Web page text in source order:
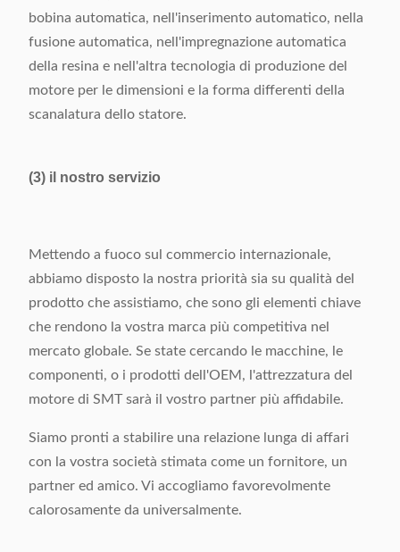
bobina automatica, nell'inserimento automatico, nella
fusione automatica, nell'impregnazione automatica
della resina e nell'altra tecnologia di produzione del
motore per le dimensioni e la forma differenti della
scanalatura dello statore.
(3) il nostro servizio
Mettendo a fuoco sul commercio internazionale,
abbiamo disposto la nostra priorità sia su qualità del
prodotto che assistiamo, che sono gli elementi chiave
che rendono la vostra marca più competitiva nel
mercato globale. Se state cercando le macchine, le
componenti, o i prodotti dell'OEM, l'attrezzatura del
motore di SMT sarà il vostro partner più affidabile.
Siamo pronti a stabilire una relazione lunga di affari
con la vostra società stimata come un fornitore, un
partner ed amico. Vi accogliamo favorevolmente
calorosamente da universalmente.